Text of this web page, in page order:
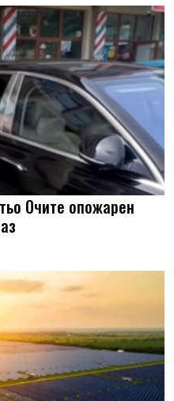
Очите опожарен